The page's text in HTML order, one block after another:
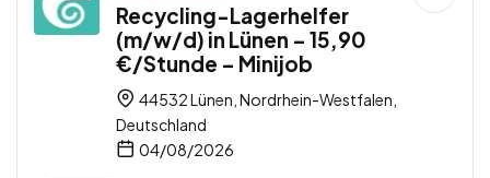
Recycling-Lagerhelfer
(m/w/d) in Lünen – 15,90
€/Stunde – Minijob
44532 Lünen, Nordrhein-Westfalen,
Deutschland
04/08/2026